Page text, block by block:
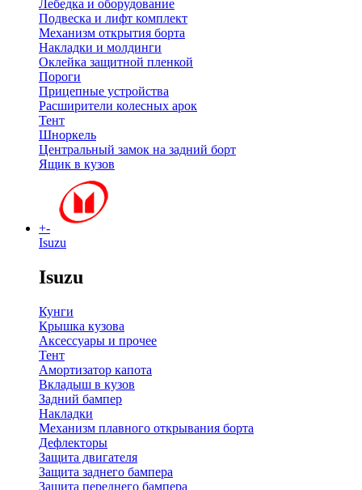
Лебедка и оборудование
Подвеска и лифт комплект
Механизм открытия борта
Накладки и молдинги
Оклейка защитной пленкой
Пороги
Прицепные устройства
Расширители колесных арок
Тент
Шноркель
Центральный замок на задний борт
Ящик в кузов
+-
Isuzu
Isuzu
Кунги
Крышка кузова
Аксессуары и прочее
Тент
Амортизатор капота
Вкладыш в кузов
Задний бампер
Накладки
Механизм плавного открывания борта
Дефлекторы
Защита двигателя
Защита заднего бампера
Защита переднего бампера